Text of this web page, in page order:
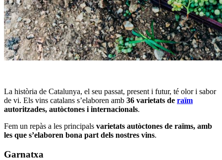
La història de Catalunya, el seu passat, present i futur, té olor i sabor
de vi. Els vins catalans s’elaboren amb 36 varietats de raïm
autoritzades, autòctones i internacionals.
Fem un repàs a les principals varietats autòctones de raïms, amb
les que s’elaboren bona part dels nostres vins.
Garnatxa